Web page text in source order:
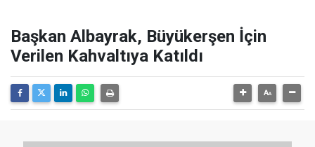
Başkan Albayrak, Büyükerşen İçin
Verilen Kahvaltıya Katıldı